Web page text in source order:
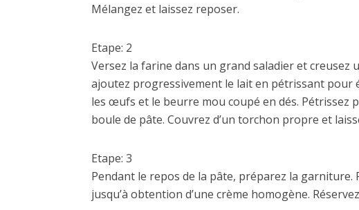
Mélangez et laissez reposer.
Etape: 2
Versez la farine dans un grand saladier et creusez
ajoutez progressivement le lait en pétrissant pour
les œufs et le beurre mou coupé en dés. Pétrissez
boule de pâte. Couvrez d’un torchon propre et
Etape: 3
Pendant le repos de la pâte, préparez la garniture.
jusqu’à obtention d’une crème homogène.